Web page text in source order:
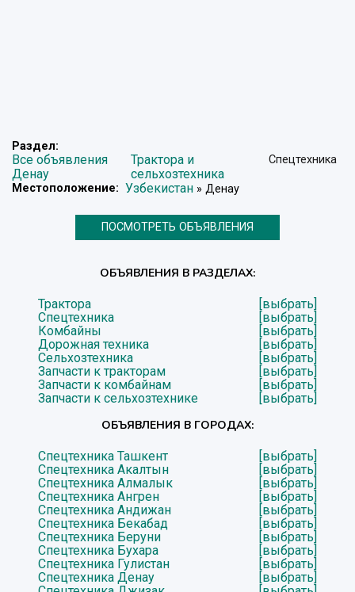
Раздел:
Все объявления
Денау
Трактора и
сельхозтехника
Спецтехника
Местоположение: Узбекистан » Денау
ПОСМОТРЕТЬ ОБЪЯВЛЕНИЯ
ОБЪЯВЛЕНИЯ В РАЗДЕЛАХ:
Трактора
[выбрать]
Спецтехника
[выбрать]
Комбайны
[выбрать]
Дорожная техника
[выбрать]
Сельхозтехника
[выбрать]
Запчасти к тракторам
[выбрать]
Запчасти к комбайнам
[выбрать]
Запчасти к сельхозтехнике
[выбрать]
ОБЪЯВЛЕНИЯ В ГОРОДАХ:
Спецтехника Ташкент
[выбрать]
Спецтехника Акалтын
[выбрать]
Спецтехника Алмалык
[выбрать]
Спецтехника Ангрен
[выбрать]
Спецтехника Андижан
[выбрать]
Спецтехника Бекабад
[выбрать]
Спецтехника Беруни
[выбрать]
Спецтехника Бухара
[выбрать]
Спецтехника Гулистан
[выбрать]
Спецтехника Денау
[выбрать]